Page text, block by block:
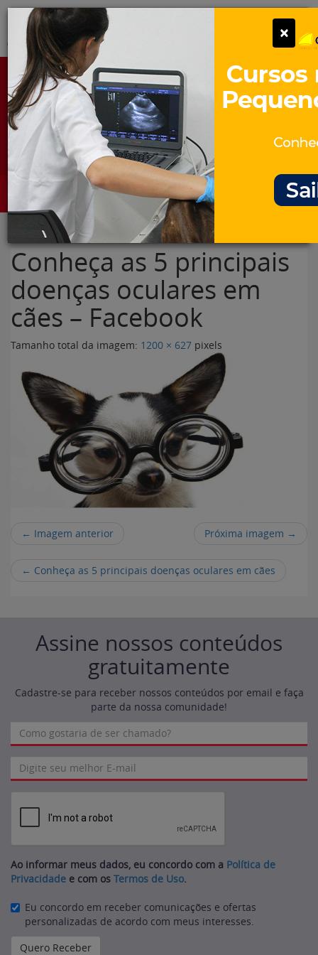
Pular
para
conteúdo
Portal para Profissionais Veterinários
Assine Gratuitamente
Categorias
Conheça as 5 principais
doenças oculares em
cães – Facebook
Tamanho total da imagem: 1200 × 627 pixels
← Imagem anterior Próxima imagem →
← Conheça as 5 principais doenças oculares em cães
Assine nossos conteúdos
gratuitamente
Cadastre-se para receber nossos conteúdos por email e faça
parte da nossa comunidade!
Ao informar meus dados, eu concordo com a Política de
Privacidade e com os Termos de Uso.
Eu concordo em receber comunicações e ofertas
personalizadas de acordo com meus interesses.
×